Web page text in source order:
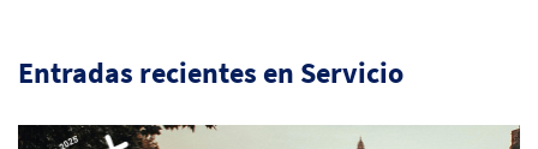
Entradas recientes en Servicio